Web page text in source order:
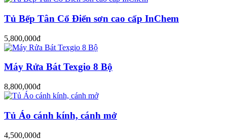
Tủ Bếp Tân Cổ Điển sơn cao cấp InChem
5,800,000đ
Máy Rửa Bát Texgio 8 Bộ
8,800,000đ
Tủ Áo cánh kính, cánh mở
4,500,000đ